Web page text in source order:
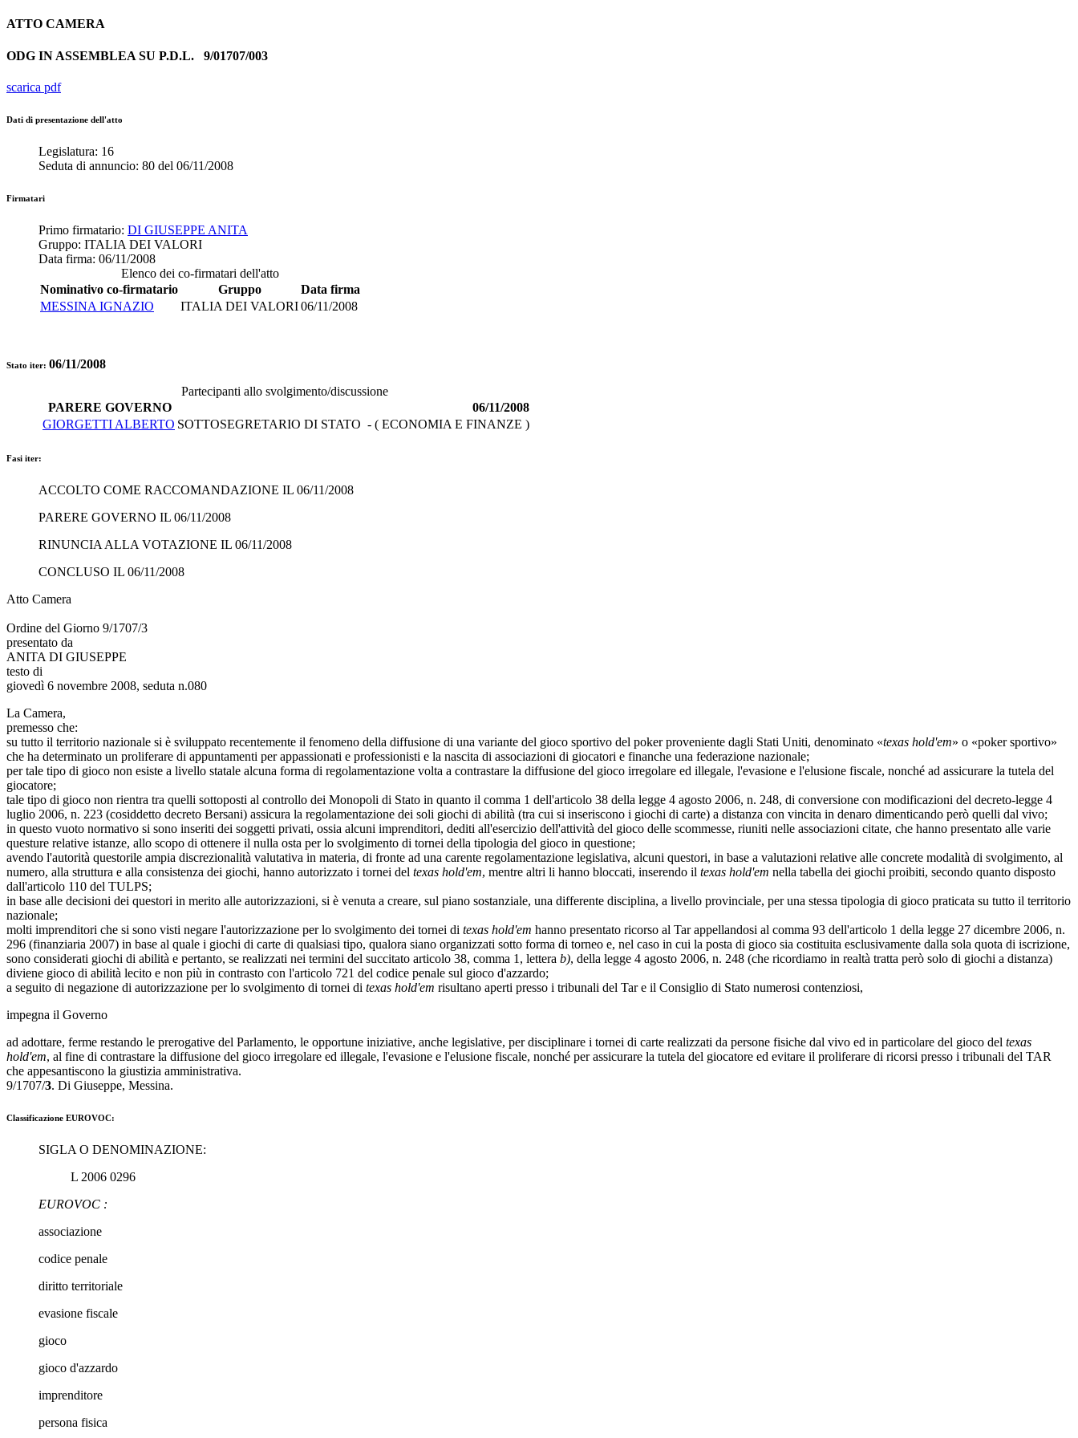
ATTO CAMERA
ODG IN ASSEMBLEA SU P.D.L. 9/01707/003
scarica pdf
Dati di presentazione dell'atto
Legislatura: 16
Seduta di annuncio: 80 del 06/11/2008
Firmatari
Primo firmatario: DI GIUSEPPE ANITA
Gruppo: ITALIA DEI VALORI
Data firma: 06/11/2008
Elenco dei co-firmatari dell'atto
Nominativo co-firmatario
Gruppo
Data firma
MESSINA IGNAZIO
ITALIA DEI VALORI06/11/2008
Stato iter: 06/11/2008
Partecipanti allo svolgimento/discussione
PARERE GOVERNO
06/11/2008
GIORGETTI ALBERTO SOTTOSEGRETARIO DI STATO - ( ECONOMIA E FINANZE )
Fasi iter:
ACCOLTO COME RACCOMANDAZIONE IL 06/11/2008
PARERE GOVERNO IL 06/11/2008
RINUNCIA ALLA VOTAZIONE IL 06/11/2008
CONCLUSO IL 06/11/2008
Atto Camera
Ordine del Giorno 9/1707/3
presentato da
ANITA DI GIUSEPPE
testo di
giovedì 6 novembre 2008, seduta n.080
La Camera,
premesso che:
su tutto il territorio nazionale si è sviluppato recentemente il fenomeno della diffusione di una variante del gioco sportivo del poker proveniente dagli Stati Uniti, denominato «texas hold'em» o «poker sportivo»
che ha determinato un proliferare di appuntamenti per appassionati e professionisti e la nascita di associazioni di giocatori e finanche una federazione nazionale;
per tale tipo di gioco non esiste a livello statale alcuna forma di regolamentazione volta a contrastare la diffusione del gioco irregolare ed illegale, l'evasione e l'elusione fiscale, nonché ad assicurare la tutela del
giocatore;
tale tipo di gioco non rientra tra quelli sottoposti al controllo dei Monopoli di Stato in quanto il comma 1 dell'articolo 38 della legge 4 agosto 2006, n. 248, di conversione con modificazioni del decreto-legge 4
luglio 2006, n. 223 (cosiddetto decreto Bersani) assicura la regolamentazione dei soli giochi di abilità (tra cui si inseriscono i giochi di carte) a distanza con vincita in denaro dimenticando però quelli dal vivo;
in questo vuoto normativo si sono inseriti dei soggetti privati, ossia alcuni imprenditori, dediti all'esercizio dell'attività del gioco delle scommesse, riuniti nelle associazioni citate, che hanno presentato alle varie
questure relative istanze, allo scopo di ottenere il nulla osta per lo svolgimento di tornei della tipologia del gioco in questione;
avendo l'autorità questorile ampia discrezionalità valutativa in materia, di fronte ad una carente regolamentazione legislativa, alcuni questori, in base a valutazioni relative alle concrete modalità di svolgimento, al
numero, alla struttura e alla consistenza dei giochi, hanno autorizzato i tornei del texas hold'em, mentre altri li hanno bloccati, inserendo il texas hold'em nella tabella dei giochi proibiti, secondo quanto disposto
dall'articolo 110 del TULPS;
in base alle decisioni dei questori in merito alle autorizzazioni, si è venuta a creare, sul piano sostanziale, una differente disciplina, a livello provinciale, per una stessa tipologia di gioco praticata su tutto il territorio
nazionale;
molti imprenditori che si sono visti negare l'autorizzazione per lo svolgimento dei tornei di texas hold'em hanno presentato ricorso al Tar appellandosi al comma 93 dell'articolo 1 della legge 27 dicembre 2006, n.
296 (finanziaria 2007) in base al quale i giochi di carte di qualsiasi tipo, qualora siano organizzati sotto forma di torneo e, nel caso in cui la posta di gioco sia costituita esclusivamente dalla sola quota di iscrizione,
sono considerati giochi di abilità e pertanto, se realizzati nei termini del succitato articolo 38, comma 1, lettera b), della legge 4 agosto 2006, n. 248 (che ricordiamo in realtà tratta però solo di giochi a distanza)
diviene gioco di abilità lecito e non più in contrasto con l'articolo 721 del codice penale sul gioco d'azzardo;
a seguito di negazione di autorizzazione per lo svolgimento di tornei di texas hold'em risultano aperti presso i tribunali del Tar e il Consiglio di Stato numerosi contenziosi,
impegna il Governo
ad adottare, ferme restando le prerogative del Parlamento, le opportune iniziative, anche legislative, per disciplinare i tornei di carte realizzati da persone fisiche dal vivo ed in particolare del gioco del texas
hold'em, al fine di contrastare la diffusione del gioco irregolare ed illegale, l'evasione e l'elusione fiscale, nonché per assicurare la tutela del giocatore ed evitare il proliferare di ricorsi presso i tribunali del TAR
che appesantiscono la giustizia amministrativa.
9/1707/3. Di Giuseppe, Messina.
Classificazione EUROVOC:
SIGLA O DENOMINAZIONE:
L 2006 0296
EUROVOC :
associazione
codice penale
diritto territoriale
evasione fiscale
gioco
gioco d'azzardo
imprenditore
persona fisica